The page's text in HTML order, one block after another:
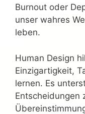
Burnout oder
unser wahres
leben.
Human Design
Einzigartigkeit,
lernen. Es
Entscheidungen